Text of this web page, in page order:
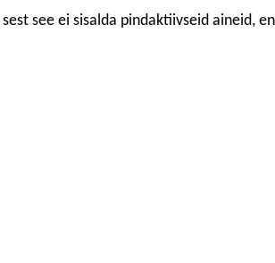
see ei sisalda pindaktiivseid aineid,